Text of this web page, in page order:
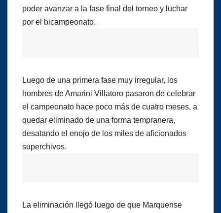
poder avanzar a la fase final del torneo y luchar
por el bicampeonato.
Luego de una primera fase muy irregular, los
hombres de Amarini Villatoro pasaron de celebrar
el campeonato hace poco más de cuatro meses, a
quedar eliminado de una forma tempranera,
desatando el enojo de los miles de aficionados
superchivos.
La eliminación llegó luego de que Marquense